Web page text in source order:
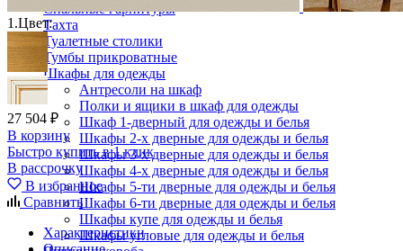
Спальные гарнитуры
Тахта
Туалетные столики
Тумбы прикроватные
Шкафы для одежды
Антресоли на шкаф
Полки и ящики в шкаф для одежды
Шкаф 1-дверный для одежды и белья
Шкафы 2-х дверные для одежды и белья
Шкафы 3-х дверные для одежды и белья
Шкафы 4-х дверные для одежды и белья
Шкафы 5-ти дверные для одежды и белья
Шкафы 6-ти дверные для одежды и белья
Шкафы купе для одежды и белья
Шкафы угловые для одежды и белья
1.Цвет:
27 504 ₽
В корзину
Быстро купить в 1 клик
В рассрочку
В избранное
Сравнить
Характеристики